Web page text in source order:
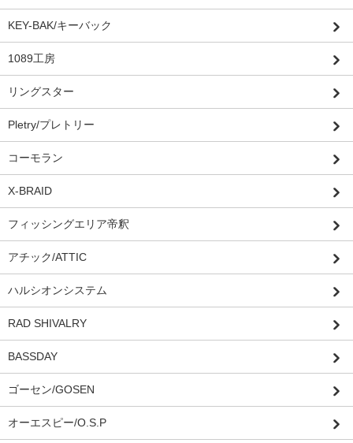
KEY-BAK/キーバック
1089工房
リングスター
Pletry/プレトリー
コーモラン
X-BRAID
フィッシングエリア帝釈
アチック/ATTIC
ハルシオンシステム
RAD SHIVALRY
BASSDAY
ゴーセン/GOSEN
オーエスピー/O.S.P